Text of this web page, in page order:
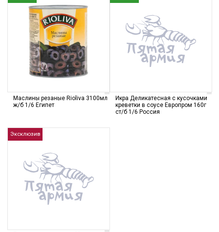
Маслины резаные Rioliva 3100мл
ж/б 1/6 Египет
Икра Деликатесная с кусочками
креветки в соусе Европром 160г
ст/б 1/6 Россия
Эксклюзив